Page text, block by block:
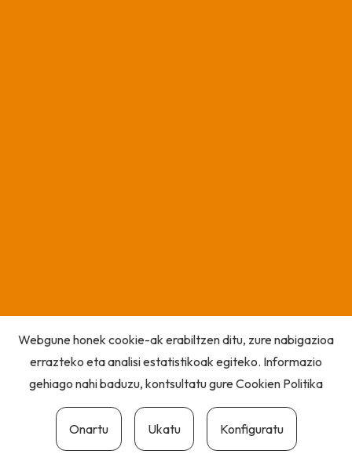
Webgune honek cookie-ak erabiltzen ditu, zure nabigazioa
errazteko eta analisi estatistikoak egiteko. Informazio
gehiago nahi baduzu, kontsultatu gureCookien Politika
Onartu Ukatu Konfiguratu